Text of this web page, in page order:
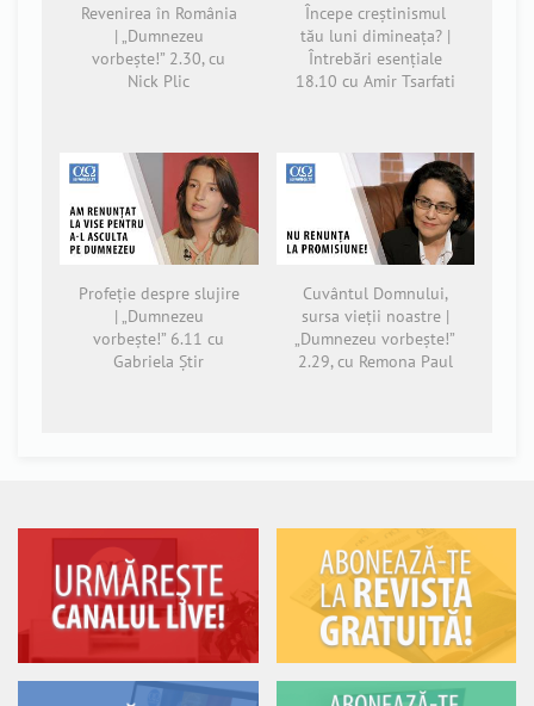
Revenirea în România
| „Dumnezeu
vorbește!” 2.30, cu
Nick Plic
Începe creștinismul
tău luni dimineața? |
Întrebări esențiale
18.10 cu Amir Tsarfati
Profeție despre slujire
| „Dumnezeu
vorbește!” 6.11 cu
Gabriela Știr
Cuvântul Domnului,
sursa vieții noastre |
„Dumnezeu vorbește!”
2.29, cu Remona Paul